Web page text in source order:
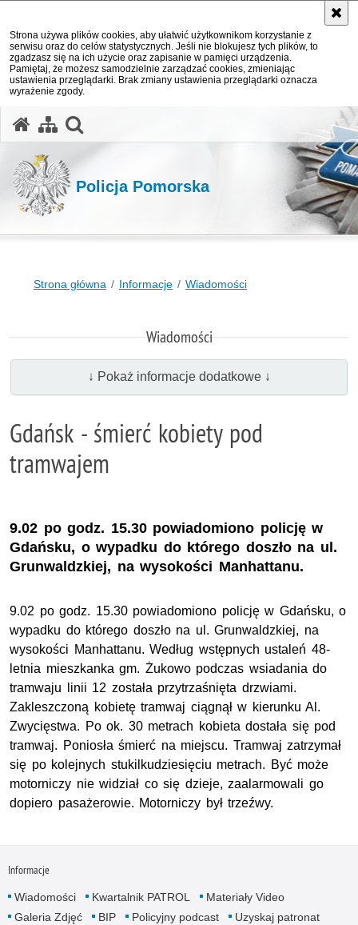
Strona używa plików cookies, aby ułatwić użytkownikom korzystanie z
serwisu oraz do celów statystycznych. Jeśli nie blokujesz tych plików, to
zgadzasz się na ich użycie oraz zapisanie w pamięci urządzenia.
Pamiętaj, że możesz samodzielnie zarządzać cookies, zmieniając
ustawienia przeglądarki. Brak zmiany ustawienia przeglądarki oznacza
wyrażenie zgody.
Policja Pomorska
Strona główna Informacje Wiadomości
Wiadomości
↓ Pokaż informacje dodatkowe ↓
Gdańsk - śmierć kobiety pod
tramwajem
9.02 po godz. 15.30 powiadomiono policję w
Gdańsku, o wypadku do którego doszło na ul.
Grunwaldzkiej, na wysokości Manhattanu.
9.02 po godz. 15.30 powiadomiono policję w Gdańsku, o
wypadku do którego doszło na ul. Grunwaldzkiej, na
wysokości Manhattanu. Według wstępnych ustaleń 48-
letnia mieszkanka gm. Żukowo podczas wsiadania do
tramwaju linii 12 została przytrzaśnięta drzwiami.
Zakleszczoną kobietę tramwaj ciągnął w kierunku Al.
Zwycięstwa. Po ok. 30 metrach kobieta dostała się pod
tramwaj. Poniosła śmierć na miejscu. Tramwaj zatrzymał
się po kolejnych stukilkudziesięciu metrach. Być może
motorniczy nie widział co się dzieje, zaalarmowali go
dopiero pasażerowie. Motorniczy był trzeźwy.
Informacje
Wiadomości Kwartalnik PATROL
Materiały Video
Galeria Zdjęć
BIP Policyjny podcast Uzyskaj patronat